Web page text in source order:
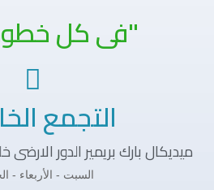
"فى كل
التجمع
ميديكال بارك بريمير الدور
السبت - الأربعاء -